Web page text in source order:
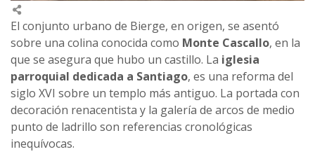
El conjunto urbano de Bierge, en origen, se asentó
sobre una colina conocida como Monte Cascallo, en la
que se asegura que hubo un castillo. La iglesia
parroquial dedicada a Santiago, es una reforma del
siglo XVI sobre un templo más antiguo. La portada con
decoración renacentista y la galería de arcos de medio
punto de ladrillo son referencias cronológicas
inequívocas.